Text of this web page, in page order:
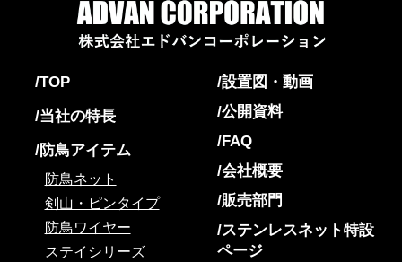
TOP
当社の特長
防鳥アイテム
防鳥ネット
剣山・ピンタイプ
防鳥ワイヤー
ステイシリーズ
設置図・動画
公開資料
FAQ
会社概要
販売部門
ステンレスネット特設
ページ